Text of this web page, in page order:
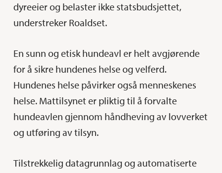
dyreeier og belaster ikke statsbudsjettet,
understreker Roaldset.
En sunn og etisk hundeavl er helt avgjørende
for å sikre hundenes helse og velferd.
Hundenes helse påvirker også menneskenes
helse. Mattilsynet er pliktig til å forvalte
hundeavlen gjennom håndheving av lovverket
og utføring av tilsyn.
Tilstrekkelig datagrunnlag og automatiserte